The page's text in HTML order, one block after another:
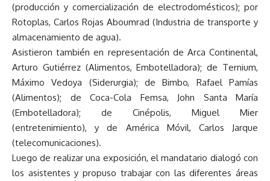
(producción y comercialización de electrodomésticos); por
Rotoplas, Carlos Rojas Aboumrad (Industria de transporte y
almacenamiento de agua).
Asistieron también en representación de Arca Continental,
Arturo Gutiérrez (Alimentos, Embotelladora); de Ternium,
Máximo Vedoya (Siderurgia); de Bimbo, Rafael Pamías
(Alimentos); de Coca-Cola Femsa, John Santa María
(Embotelladora); de Cinépolis, Miguel Mier
(entretenimiento), y de América Móvil, Carlos Jarque
(telecomunicaciones).
Luego de realizar una exposición, el mandatario dialogó con
los asistentes y propuso trabajar con las diferentes áreas